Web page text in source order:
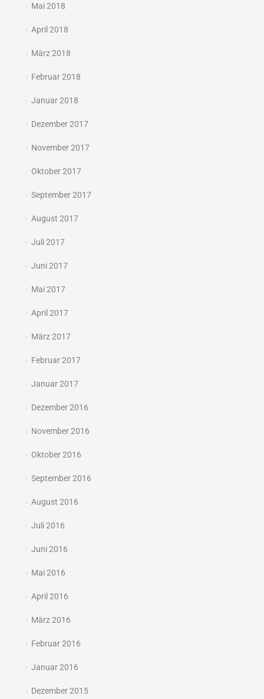
Mai 2018
April 2018
März 2018
Februar 2018
Januar 2018
Dezember 2017
November 2017
Oktober 2017
September 2017
August 2017
Juli 2017
Juni 2017
Mai 2017
April 2017
März 2017
Februar 2017
Januar 2017
Dezember 2016
November 2016
Oktober 2016
September 2016
August 2016
Juli 2016
Juni 2016
Mai 2016
April 2016
März 2016
Februar 2016
Januar 2016
Dezember 2015